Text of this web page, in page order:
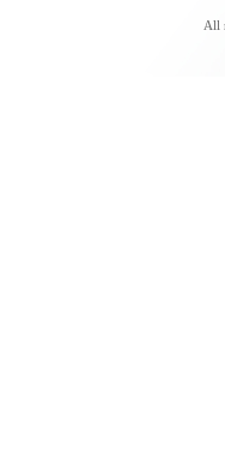
All